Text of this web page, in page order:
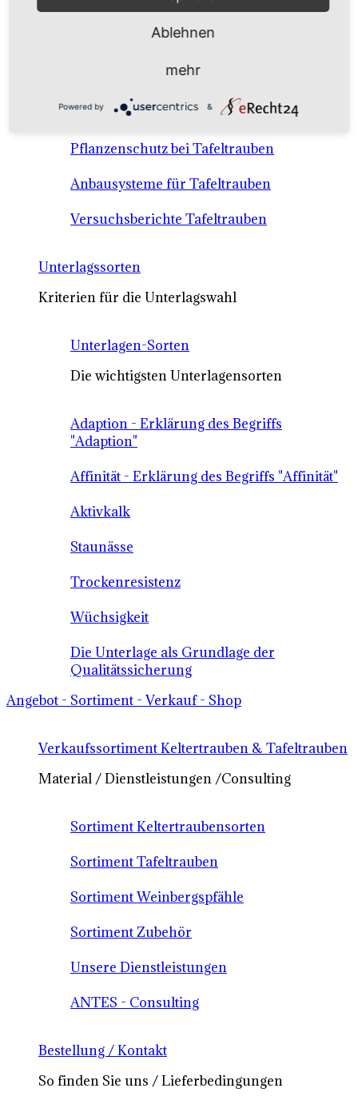
Anbausysteme & Recht
Tafeltrauben A-Z Sortenbeschreibungen
Tafeltraubenanbau - rechtliche
Voraussetzungen
Pflanzenschutz bei Tafeltrauben
Anbausysteme für Tafeltrauben
Versuchsberichte Tafeltrauben
Unterlagssorten
Kriterien für die Unterlagswahl
Unterlagen-Sorten
Die wichtigsten Unterlagensorten
Adaption - Erklärung des Begriffs
"Adaption"
Affinität - Erklärung des Begriffs "Affinität"
Aktivkalk
Staunässe
Trockenresistenz
Wüchsigkeit
Die Unterlage als Grundlage der
Qualitätssicherung
Angebot - Sortiment - Verkauf - Shop
Verkaufssortiment Keltertrauben & Tafeltrauben
Material / Dienstleistungen /Consulting
Sortiment Keltertraubensorten
Sortiment Tafeltrauben
Sortiment Weinbergspfähle
Sortiment Zubehör
Unsere Dienstleistungen
ANTES - Consulting
Bestellung / Kontakt
So finden Sie uns / Lieferbedingungen
Ablehnen
mehr
Powered by &